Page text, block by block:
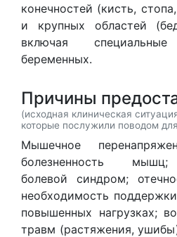
конечностей (кисть,
и крупных областей
включая
беременных.
Причины
(исходная клиническая
которые послужили поводом
Мышечное
болезненность мышц;
болевой синдром;
необходимость
повышенных нагрузках;
травм (растяжения,